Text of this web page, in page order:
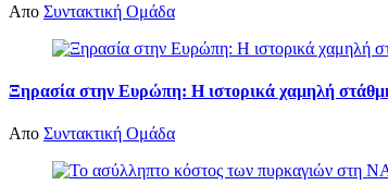
Απο Συντακτική Ομάδα
Ξηρασία στην Ευρώπη: Η ιστορικά χαμηλή στάθμη
Απο Συντακτική Ομάδα